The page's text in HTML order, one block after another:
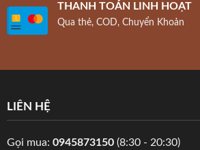
THANH TOÁN LINH HOẠT
Qua thẻ, COD, Chuyển Khoản
LIÊN HỆ
Gọi mua: 0945873150(8:30 - 20:30)